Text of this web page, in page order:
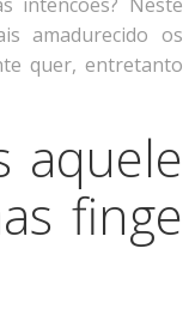
amadurecido os
quer, entretanto
aquele
finge